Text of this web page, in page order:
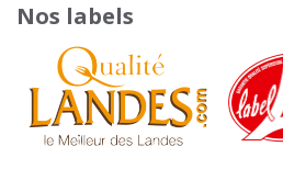
Nos labels